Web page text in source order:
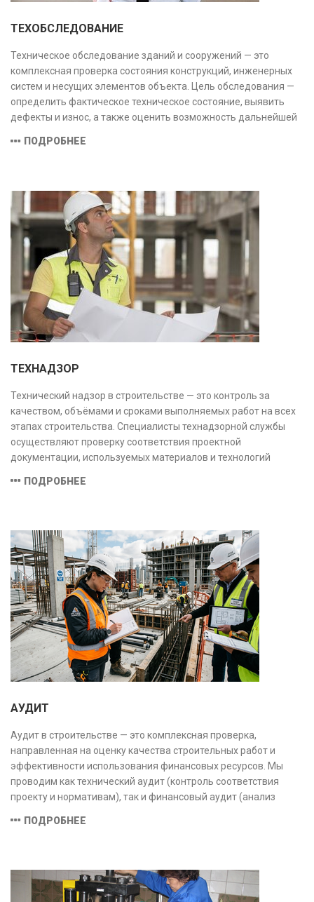
ТЕХОБСЛЕДОВАНИЕ
Техническое обследование зданий и сооружений — это
комплексная проверка состояния конструкций, инженерных
систем и несущих элементов объекта. Цель обследования —
определить фактическое техническое состояние, выявить
дефекты и износ, а также оценить возможность дальнейшей
ПОДРОБНЕЕ
ТЕХНАДЗОР
Технический надзор в строительстве — это контроль за
качеством, объёмами и сроками выполняемых работ на всех
этапах строительства. Специалисты технадзорной службы
осуществляют проверку соответствия проектной
документации, используемых материалов и технологий
безопасность и надёжность объекта.
ПОДРОБНЕЕ
АУДИТ
Аудит в строительстве — это комплексная проверка,
направленная на оценку качества строительных работ и
эффективности использования финансовых ресурсов. Мы
проводим как технический аудит (контроль соответствия
проекту и нормативам), так и финансовый аудит (анализ
безопасность и экономическую обоснованность проекта.
ПОДРОБНЕЕ